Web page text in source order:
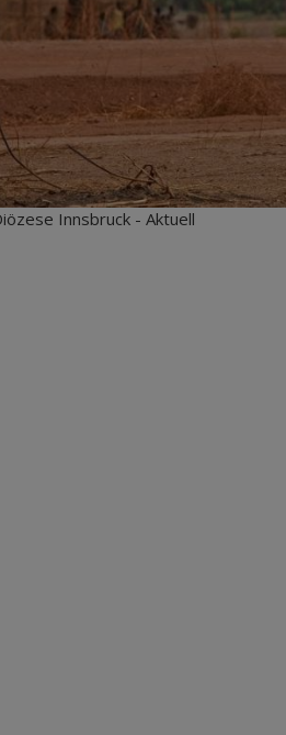
Innsbruck - Aktuell